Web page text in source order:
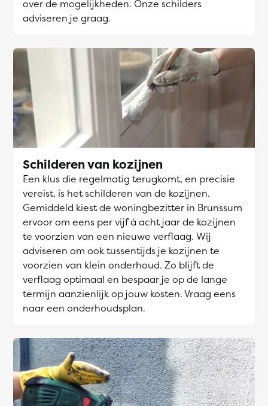
over de mogelijkheden. Onze schilders
adviseren je graag.
Schilderen van kozijnen
Een klus die regelmatig terugkomt, en precisie
vereist, is het schilderen van de kozijnen.
Gemiddeld kiest de woningbezitter in Brunssum
ervoor om eens per vijf á acht jaar de kozijnen
te voorzien van een nieuwe verflaag. Wij
adviseren om ook tussentijds je kozijnen te
voorzien van klein onderhoud. Zo blijft de
verflaag optimaal en bespaar je op de lange
termijn aanzienlijk op jouw kosten. Vraag eens
naar een onderhoudsplan.